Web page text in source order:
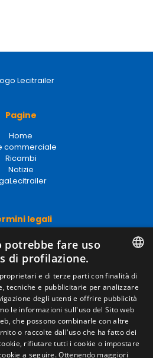
Pagine
Home
commerciale
Ricambi
Notizie
legali
Avviso legale
sulla privacy
sui cookie
generali di vendita
i cookie
Contatto
S/N. Apdo 100 .
(Zaragoza) Spagna
SPANISH
ENGLISH
ITALIAN
potrebbe fare uso
di profilazione.
proprietari e di terze parti con finalità di
tecniche e pubblicitarie per analizzare
degli utenti e offrire pubblicità
le informazioni sull'uso del Sito web
che possono combinarle con altre
o raccolte dall'uso che ha fatto dei
rifiutare tutti i cookie o impostare
a seguire. Ottenendo maggiori